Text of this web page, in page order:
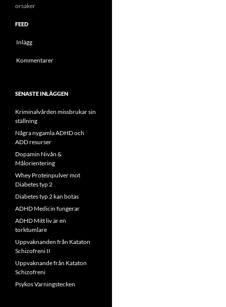
orsaker
FEED
Inlägg
Kommentarer
SENASTE INLÄGGEN
Kriminalvården missbrukar sin
ställning
Några nygamla ADHD och
ADD resurser
Dopamin Nivån &
Målorientering
Whey Proteinpulver mot
Diabetes typ 2
Diabetes typ 2 kan botas
ADHD Medicin fungerar
ADHD Mitt liv är en
torktumlare
Uppvaknanden från Kataton
Schizofreni II
Uppvaknande från Kataton
Schizofreni
Psykos Varningstecken